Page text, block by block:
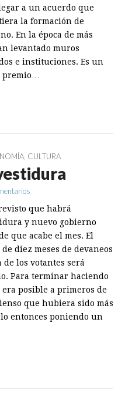
a un acuerdo que
la formación de
En la época de más
levantado muros
e instituciones. Es un
premio…
, CULTURA
que habrá
y nuevo gobierno
que acabe el mes. El
diez meses de devaneos
de los votantes será
Para terminar haciendo
era posible a primeros de
que hubiera sido más
entonces poniendo un